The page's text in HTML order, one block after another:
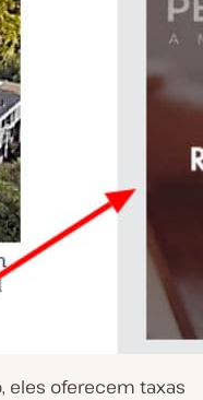
eles oferecem taxas